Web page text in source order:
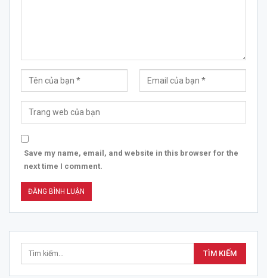
Save my name, email, and website in this browser for the
next time I comment.